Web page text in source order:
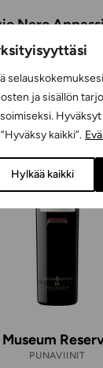
ja sisällön
kaikki”.
Hylkää kaikki
Nero
75 cl
Museum
PUNAVIINIT